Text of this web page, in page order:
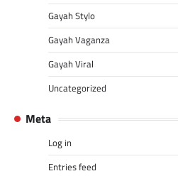
Gayah Stylo
Gayah Vaganza
Gayah Viral
Uncategorized
Meta
Log in
Entries feed